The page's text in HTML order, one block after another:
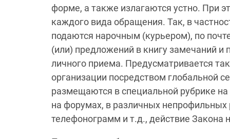
форме, а также излагаются устно. При
каждого вида обращения. Так, в
подаются нарочным (курьером), по
(или) предложений в книгу замечаний
личного приема. Предусматривается
организации посредством глобальной
размещаются в специальной рубрике
на форумах, в различных
телефонограмм и т.д., действие Закона